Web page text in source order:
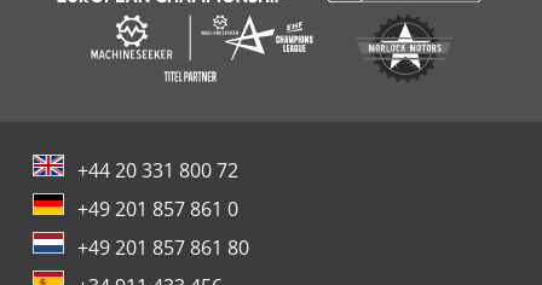
+44 20 331 800 72
+49 201 857 861 0
+49 201 857 861 80